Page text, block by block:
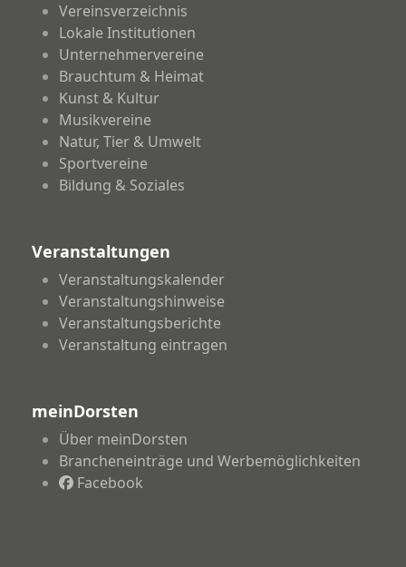
Vereinsverzeichnis
Lokale Institutionen
Unternehmervereine
Brauchtum & Heimat
Kunst & Kultur
Musikvereine
Natur, Tier & Umwelt
Sportvereine
Bildung & Soziales
Veranstaltungen
Veranstaltungskalender
Veranstaltungshinweise
Veranstaltungsberichte
Veranstaltung eintragen
meinDorsten
Über meinDorsten
Brancheneinträge und Werbemöglichkeiten
Facebook